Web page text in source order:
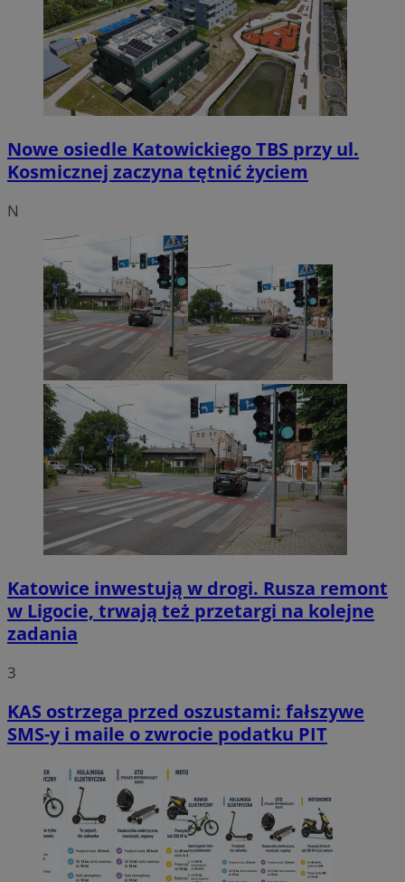
Nowe osiedle Katowickiego TBS przy ul.
Kosmicznej zaczyna tętnić życiem
N
Katowice inwestują w drogi. Rusza remont
w Ligocie, trwają też przetargi na kolejne
zadania
3
KAS ostrzega przed oszustami: fałszywe
SMS-y i maile o zwrocie podatku PIT